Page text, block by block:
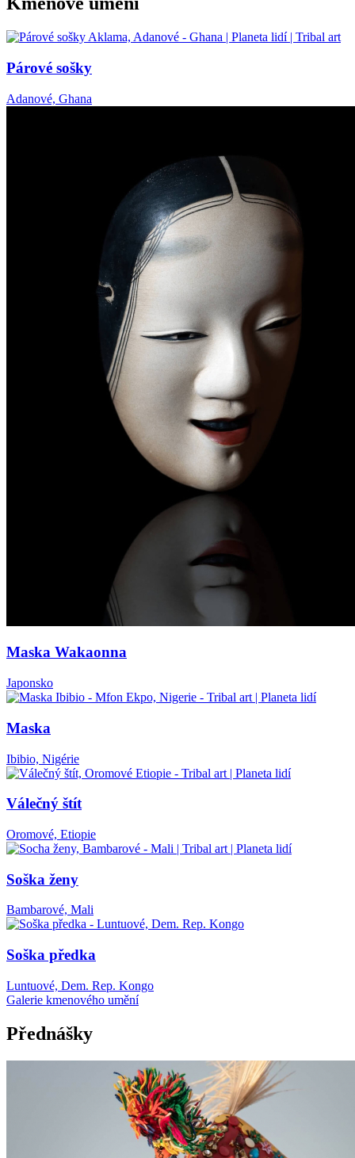
Párové sošky
Adanové, Ghana
Maska Wakaonna
Japonsko
Maska
Ibibio, Nigérie
Válečný štít
Oromové, Etiopie
Soška ženy
Bambarové, Mali
Soška předka
Luntuové, Dem. Rep. Kongo
Galerie kmenového umění
Přednášky